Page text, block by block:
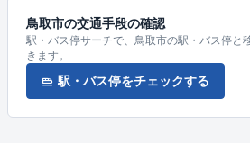
鳥取市の交通手段の確認
駅・バス停サーチで、鳥取市の駅・バス停と
きます。
駅・バス停をチェックする